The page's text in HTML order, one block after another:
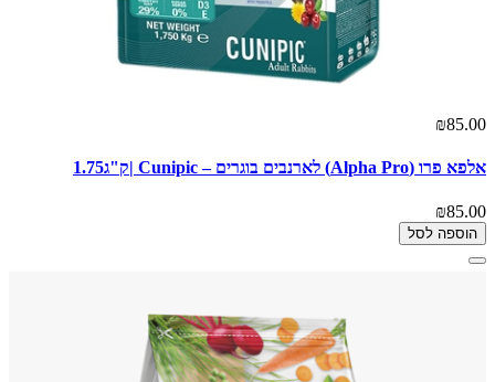
₪85.00
אלפא פרו (Alpha Pro) לארנבים בוגרים – Cunipic |ק"ג1.75
₪85.00
הוספה לסל